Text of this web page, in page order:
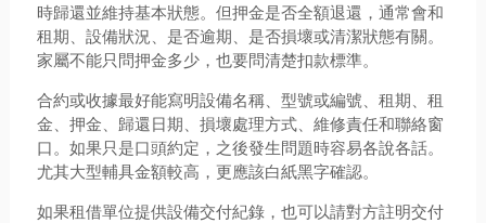
時歸還並維持基本狀態。但押金是否全額退還，通常會和
租期、設備狀況、是否逾期、是否損壞或清潔狀態有關。
家屬不能只問押金多少，也要問清楚扣款標準。
合約或收據最好能寫明設備名稱、型號或編號、租期、租
金、押金、歸還日期、損壞處理方式、維修責任和聯絡窗
口。如果只是口頭約定，之後發生問題時容易各說各話。
尤其大型輔具金額較高，更應該白紙黑字確認。
如果租借單位提供設備交付紀錄，也可以請對方註明交付